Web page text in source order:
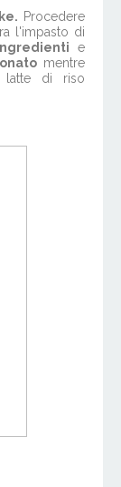
Procedere
l'impasto di
e
mentre
di riso